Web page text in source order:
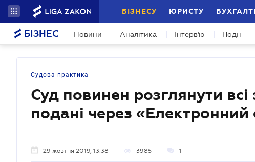
БІЗНЕСУ ЮРИСТУ
БІЗНЕС Новини Аналітика Інтерв'ю Події
Судова практика
Суд повинен розглянути
подані через «Електронний
29 жовтня 2019, 13:38 3985 1